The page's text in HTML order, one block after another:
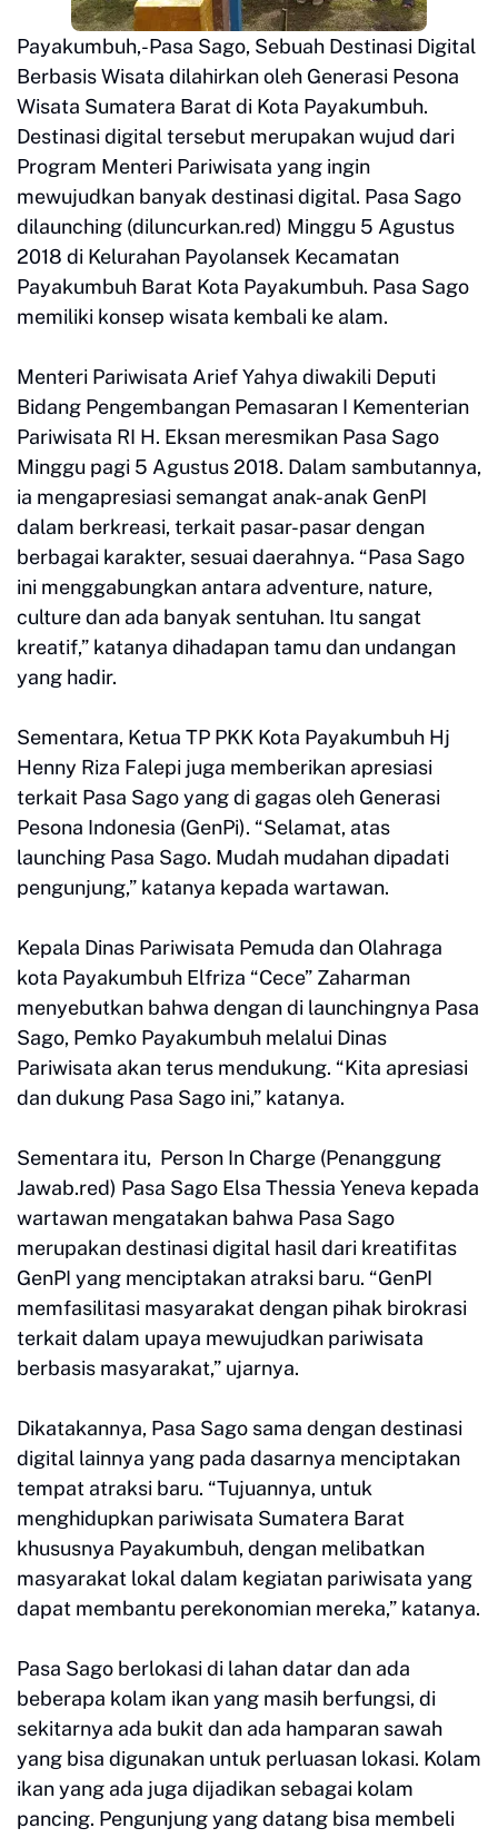
Payakumbuh,-Pasa Sago, Sebuah Destinasi Digital
Berbasis Wisata dilahirkan oleh Generasi Pesona
Wisata Sumatera Barat di Kota Payakumbuh.
Destinasi digital tersebut merupakan wujud dari
Program Menteri Pariwisata yang ingin
mewujudkan banyak destinasi digital. Pasa Sago
dilaunching (diluncurkan.red) Minggu 5 Agustus
2018 di Kelurahan Payolansek Kecamatan
Payakumbuh Barat Kota Payakumbuh. Pasa Sago
memiliki konsep wisata kembali ke alam.
Menteri Pariwisata Arief Yahya diwakili Deputi
Bidang Pengembangan Pemasaran I Kementerian
Pariwisata RI H. Eksan meresmikan Pasa Sago
Minggu pagi 5 Agustus 2018. Dalam sambutannya,
ia mengapresiasi semangat anak-anak GenPI
dalam berkreasi, terkait pasar-pasar dengan
berbagai karakter, sesuai daerahnya. “Pasa Sago
ini menggabungkan antara adventure, nature,
culture dan ada banyak sentuhan. Itu sangat
kreatif,” katanya dihadapan tamu dan undangan
yang hadir.
Sementara, Ketua TP PKK Kota Payakumbuh Hj
Henny Riza Falepi juga memberikan apresiasi
terkait Pasa Sago yang di gagas oleh Generasi
Pesona Indonesia (GenPi). “Selamat, atas
launching Pasa Sago. Mudah mudahan dipadati
pengunjung,” katanya kepada wartawan.
Kepala Dinas Pariwisata Pemuda dan Olahraga
kota Payakumbuh Elfriza “Cece” Zaharman
menyebutkan bahwa dengan di launchingnya Pasa
Sago, Pemko Payakumbuh melalui Dinas
Pariwisata akan terus mendukung. “Kita apresiasi
dan dukung Pasa Sago ini,” katanya.
Sementara itu, Person In Charge (Penanggung
Jawab.red) Pasa Sago Elsa Thessia Yeneva kepada
wartawan mengatakan bahwa Pasa Sago
merupakan destinasi digital hasil dari kreatifitas
GenPI yang menciptakan atraksi baru. “GenPI
memfasilitasi masyarakat dengan pihak birokrasi
terkait dalam upaya mewujudkan pariwisata
berbasis masyarakat,” ujarnya.
Dikatakannya, Pasa Sago sama dengan destinasi
digital lainnya yang pada dasarnya menciptakan
tempat atraksi baru. “Tujuannya, untuk
menghidupkan pariwisata Sumatera Barat
khususnya Payakumbuh, dengan melibatkan
masyarakat lokal dalam kegiatan pariwisata yang
dapat membantu perekonomian mereka,” katanya.
Pasa Sago berlokasi di lahan datar dan ada
beberapa kolam ikan yang masih berfungsi, di
sekitarnya ada bukit dan ada hamparan sawah
yang bisa digunakan untuk perluasan lokasi. Kolam
ikan yang ada juga dijadikan sebagai kolam
pancing. Pengunjung yang datang bisa membeli